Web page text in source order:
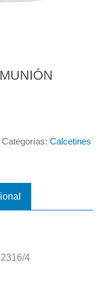
Categorías: Calcetines
4